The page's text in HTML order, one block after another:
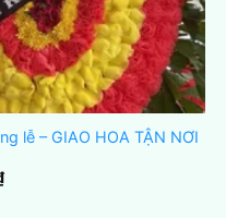
lễ – GIAO HOA TẬN NƠI